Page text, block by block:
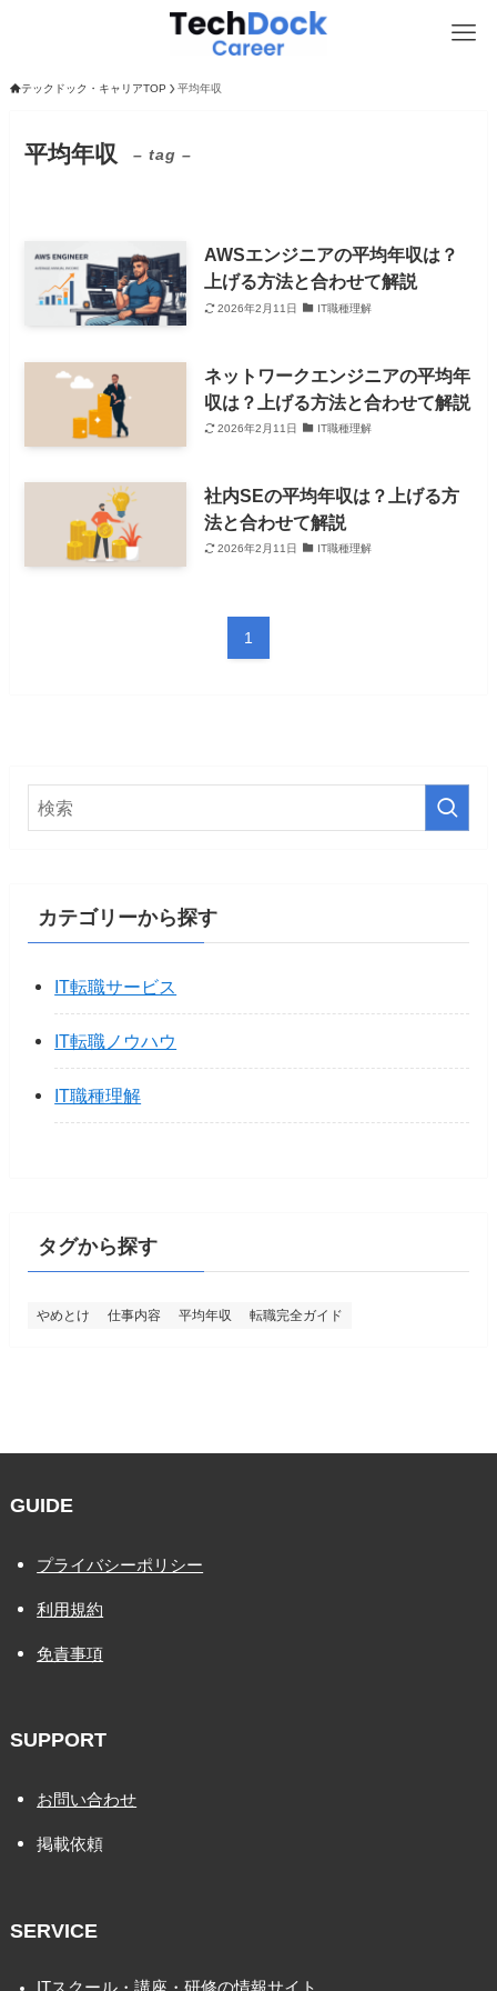
テックドック・キャリアTOP 平均年収
平均年収 – tag –
AWSエンジニアの平均年収は？
上げる方法と合わせて解説
2026年2月11日 IT職種理解
ネットワークエンジニアの平均年
収は？上げる方法と合わせて解説
2026年2月11日 IT職種理解
社内SEの平均年収は？上げる方
法と合わせて解説
2026年2月11日 IT職種理解
1
カテゴリーから探す
IT転職サービス
IT転職ノウハウ
IT職種理解
タグから探す
やめとけ 仕事内容 平均年収 転職完全ガイド
GUIDE
プライバシーポリシー
利用規約
免責事項
SUPPORT
お問い合わせ
掲載依頼
SERVICE
ITスクール・講座・研修の情報サイト